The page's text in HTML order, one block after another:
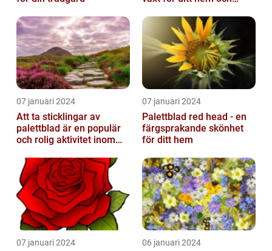
07 januari 2024
Att ta sticklingar av
palettblad är en populär
och rolig aktivitet inom
07 januari 2024
Palettblad red head - en
färgsprakande skönhet
för ditt hem
07 januari 2024 06 januari 2024